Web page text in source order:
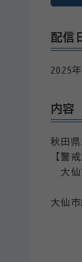
配信
2025
内容
秋田
【警
大仙
大仙